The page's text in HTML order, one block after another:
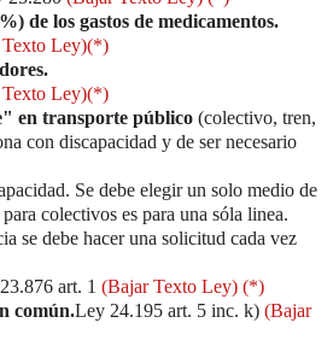
de los gastos de medicamentos.
Ley)(*)
Ley)(*)
en transporte público (colectivo, tren,
con discapacidad y de ser necesario
Se debe elegir un solo medio de
colectivos es para una sóla linea.
se debe hacer una solicitud cada vez
art. 1 (Bajar Texto Ley) (*)
común.Ley 24.195 art. 5 inc. k) (Bajar